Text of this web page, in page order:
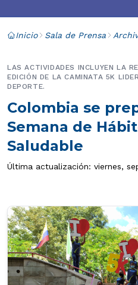
Inicio Sala de Prensa
Colombia se
Semana de
Saludable
LAS ACTIVIDADES INCLUYEN LA
EDICIÓN DE LA CAMINATA 5K
DEPORTE.
Última actualización: viernes,